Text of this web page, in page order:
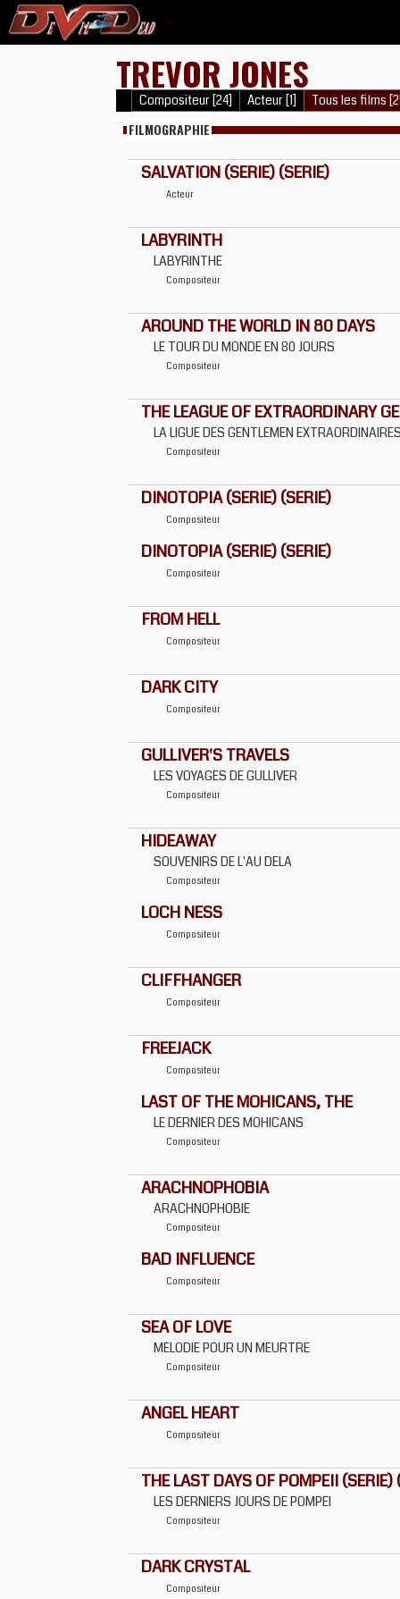
TREVOR JONES
Compositeur [24] Acteur [1] Tous les films
FILMOGRAPHIE
SALVATION (SERIE) (SERIE)
Acteur
LABYRINTH
LABYRINTHE
Compositeur
AROUND THE WORLD IN 80 DAYS
LE TOUR DU MONDE EN 80 JOURS
Compositeur
THE LEAGUE OF EXTRAORDINARY
LA LIGUE DES GENTLEMEN
Compositeur
DINOTOPIA (SERIE) (SERIE)
Compositeur
DINOTOPIA (SERIE) (SERIE)
Compositeur
FROM HELL
Compositeur
DARK CITY
Compositeur
GULLIVER'S TRAVELS
LES VOYAGES DE GULLIVER
Compositeur
HIDEAWAY
SOUVENIRS DE L'AU DELA
Compositeur
LOCH NESS
Compositeur
CLIFFHANGER
Compositeur
FREEJACK
Compositeur
LAST OF THE MOHICANS, THE
LE DERNIER DES MOHICANS
Compositeur
ARACHNOPHOBIA
ARACHNOPHOBIE
Compositeur
BAD INFLUENCE
Compositeur
SEA OF LOVE
MELODIE POUR UN MEURTRE
Compositeur
ANGEL HEART
Compositeur
THE LAST DAYS OF POMPEII (SERIE)
LES DERNIERS JOURS DE POMPEI
Compositeur
DARK CRYSTAL
Compositeur